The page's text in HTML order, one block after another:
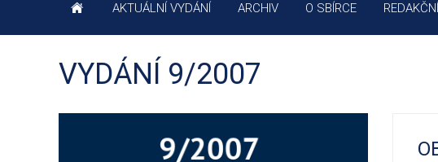
AKTUÁLNÍ VYDÁNÍ ARCHIV O SBÍRCE
VYDÁNÍ 9/2007